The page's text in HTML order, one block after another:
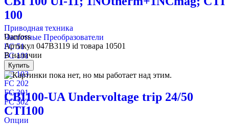
Приводная техника
Частотные Преобразователи
FC 51
FC 101
FC 102
FC 103
FC 202
FC 301
FC 302
Опции
100
Danfoss
Артикул 047B3119 id товара 10501
В наличии
Купить
CBI100-UA Undervoltage trip 24/50
CTI100